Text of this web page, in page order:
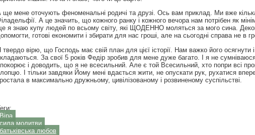
ще мене оточують феноменальні родичі та друзі. Ось вам приклад. Ми вже
А це значить, що кожного ранку і кожного вечора нам потрібен як
я знаю купу людей по всьому світу, які ЩОДЕННО моляться за мого сина.
готові економити і збирати для нас гроші, але на сьогодні справа не в
твердо вірю, що Господь має свій план для цієї історії. Нам важко його осягнути
За свої 5 років Федір зробив для мене дуже багато. І я не
і доводить, що я не всесильний. Але є той Всесильний, хто попри всі
І тільки завдяки Йому мені вдається жити, не опускати рук, рухатися
в максимально дружньому, цивілізованому і розвиненому суспільстві.
Віра
сила молитви
батьківська любов